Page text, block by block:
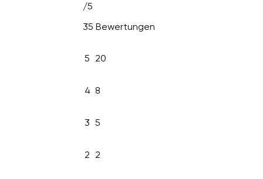
/5
35 Bewertungen
5 20
4 8
3 5
2 2